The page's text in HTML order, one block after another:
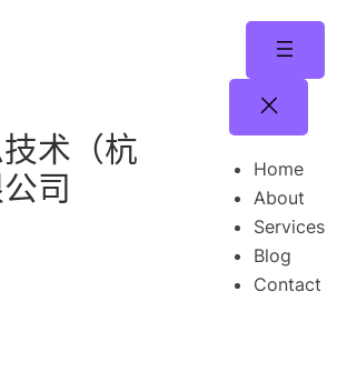
术（杭
司
Home
About
Services
Blog
Contact